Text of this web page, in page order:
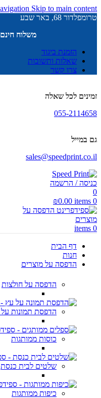
Skip to main content
טרומפלדור 68, באר שבע
משלוח חינם
הזמנת ביגוד
שאלות ותשובות
צרו קשר
זמינים לכל שאלה
055-2114658
גם במייל
sales@speedprint.co.il
כניסה / הרשמה
0
0
items
₪0.00
0
items
דף הבית
חנות
הדפסה על מוצרים
הדפסה על חולצות
הדפסת תמונות על
כוסות ממותגות
שלטים לבית כנסת
כיפות ממותגות